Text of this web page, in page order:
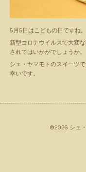
5月5日はこどもの日ですね。
新型コロナウイルスで大変
されてはいかがでしょうか。
シェ・ヤマモトのスイーツ
幸いです。
©2026 シェ